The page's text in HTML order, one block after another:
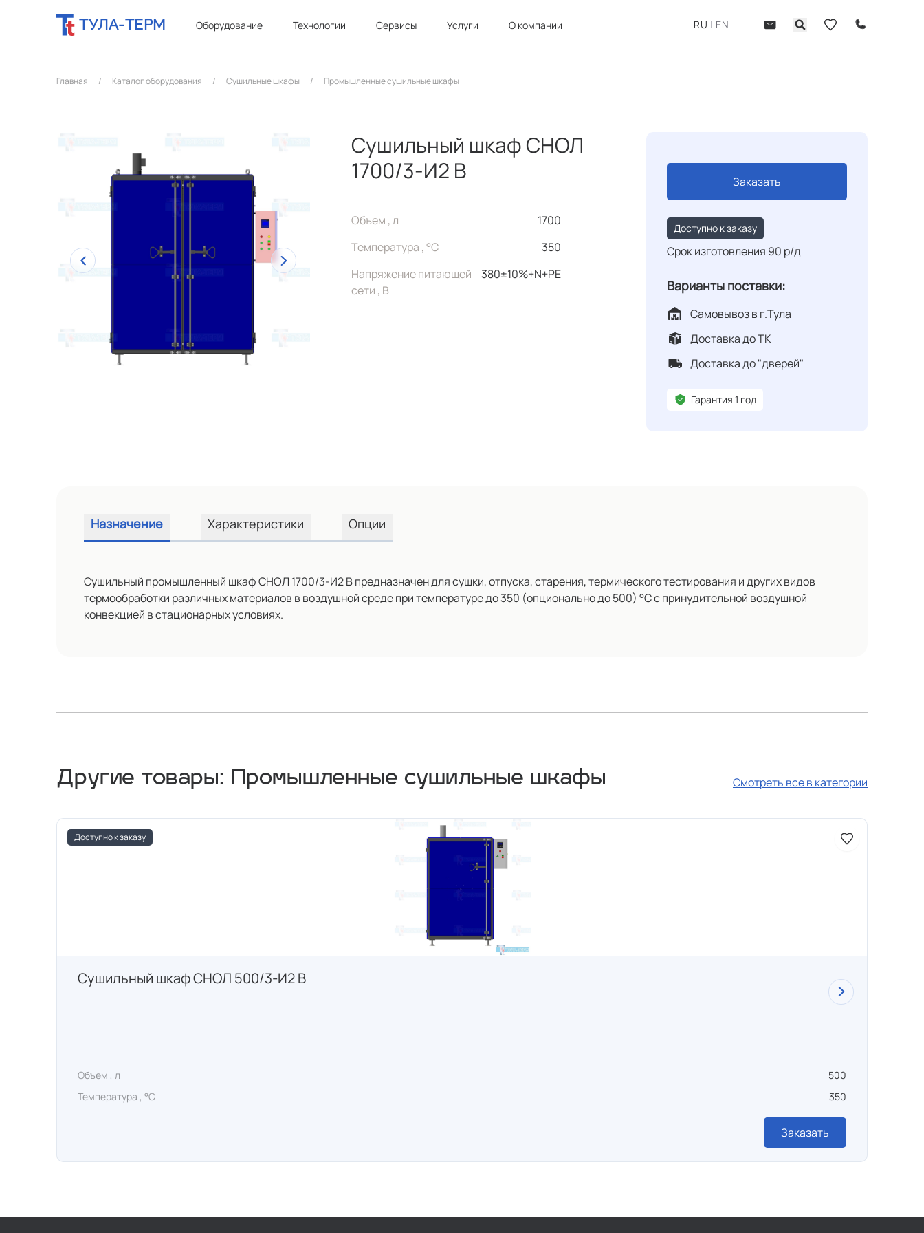
ТУЛА-ТЕРМ Оборудование Технологии Сервисы Услуги О компании RU | EN
Главная / Каталог оборудования / Сушильные шкафы / Промышленные сушильные шкафы
Сушильный шкаф СНОЛ
1700/3-И2 В
Объем , л
1700
Температура , °C
350
Напряжение питающей
сети , В
380±10%+N+PE
Заказать
Доступно к заказу
Срок изготовления 90 р/д
Варианты поставки:
Самовывоз в г.Тула
Доставка до ТК
Доставка до "дверей"
Гарантия 1 год
Назначение Характеристики Опции
Сушильный промышленный шкаф СНОЛ 1700/3-И2 В предназначен для сушки, отпуска, старения, термического тестирования и других видов
термообработки различных материалов в воздушной среде при температуре до 350 (опционально до 500) °С с принудительной воздушной
конвекцией в стационарных условиях.
Другие товары: Промышленные сушильные шкафы Смотреть все в категории
Доступно к заказу
Сушильный шкаф СНОЛ 500/3-И2 В
Объем , л
500
Температура , °C
350
Заказать